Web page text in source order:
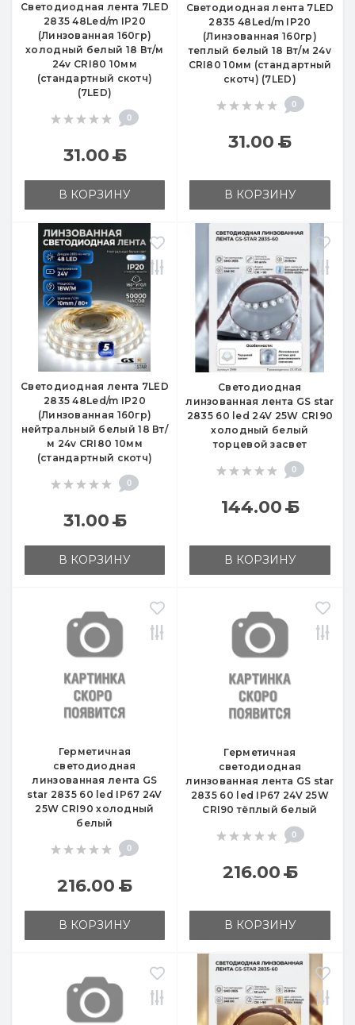
Светодиодная лента 7LED
2835 48Led/m IP20
(Линзованная 160гр)
холодный белый 18 Вт/м
24v CRI80 10мм
(стандартный скотч)
(7LED)
0
31.00Б
В КОРЗИНУ
Светодиодная лента 7LED
2835 48Led/m IP20
(Линзованная 160гр)
теплый белый 18 Вт/м 24v
CRI80 10мм (стандартный
скотч) (7LED)
0
31.00Б
В КОРЗИНУ
Светодиодная лента 7LED
2835 48Led/m IP20
(Линзованная 160гр)
нейтральный белый 18 Вт/
м 24v CRI80 10мм
(стандартный скотч)
0
31.00Б
В КОРЗИНУ
Светодиодная
линзованная лента GS star
2835 60 led 24V 25W CRI90
холодный белый
торцевой засвет
0
144.00Б
В КОРЗИНУ
Герметичная
светодиодная
линзованная лента GS
star 2835 60 led IP67 24V
25W CRI90 холодный
белый
0
216.00Б
В КОРЗИНУ
Герметичная
светодиодная
линзованная лента GS star
2835 60 led IP67 24V 25W
CRI90 тёплый белый
0
216.00Б
В КОРЗИНУ